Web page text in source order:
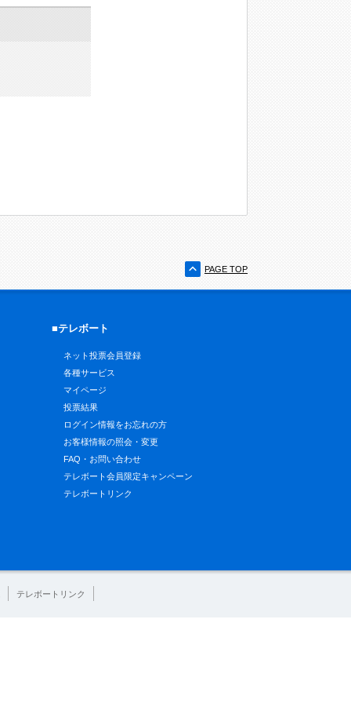
PAGE TOP
■テレボート
ネット投票会員登録
各種サービス
マイページ
投票結果
ログイン情報をお忘れの方
お客様情報の照会・変更
FAQ・お問い合わせ
テレボート会員限定キャンペーン
テレボートリンク
テレボートリンク